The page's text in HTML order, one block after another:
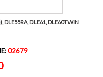
DLE55RA, DLE61, DLE60TWIN
02679